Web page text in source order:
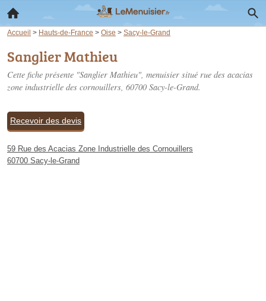
Accueil > Hauts-de-France > Oise > Sacy-le-Grand
Sanglier Mathieu
Cette fiche présente "Sanglier Mathieu", menuisier situé rue des acacias
zone industrielle des cornouillers, 60700 Sacy-le-Grand.
Recevoir des devis
59 Rue des Acacias Zone Industrielle des Cornouillers
60700 Sacy-le-Grand